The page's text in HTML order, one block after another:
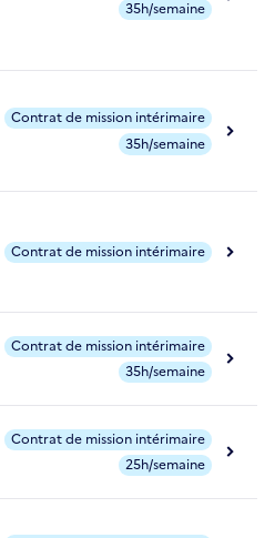
35h/semaine
Contrat de mission intérimaire
35h/semaine
Contrat de mission intérimaire
Contrat de mission intérimaire
35h/semaine
Contrat de mission intérimaire
25h/semaine